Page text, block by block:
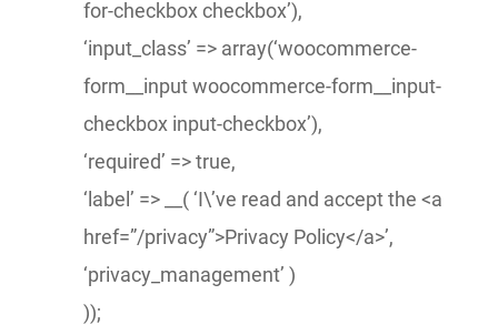
for-checkbox checkbox’),
‘input_class’ => array(‘woocommerce-
form__input woocommerce-form__input-
checkbox input-checkbox’),
‘required’ => true,
‘label’ => __( ‘I\’ve read and accept the <a
href=”/privacy”>Privacy Policy</a>’,
‘privacy_management’ )
));